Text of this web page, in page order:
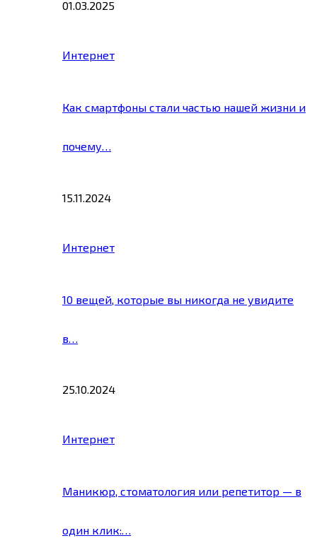
01.03.2025
Интернет
Как смартфоны стали частью нашей жизни и
почему…
15.11.2024
Интернет
10 вещей, которые вы никогда не увидите
в…
25.10.2024
Интернет
Маникюр, стоматология или репетитор — в
один клик:…